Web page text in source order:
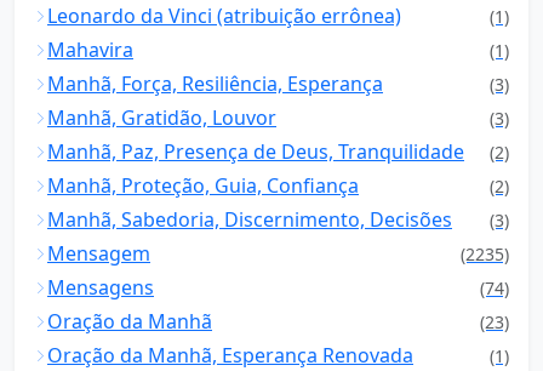
Leonardo da Vinci (atribuição errônea) (1)
Mahavira (1)
Manhã, Força, Resiliência, Esperança (3)
Manhã, Gratidão, Louvor (3)
Manhã, Paz, Presença de Deus, Tranquilidade (2)
Manhã, Proteção, Guia, Confiança (2)
Manhã, Sabedoria, Discernimento, Decisões (3)
Mensagem (2235)
Mensagens (74)
Oração da Manhã (23)
Oração da Manhã, Esperança Renovada (1)